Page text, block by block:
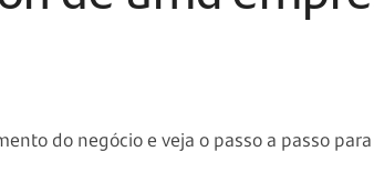
do negócio e veja o passo a passo